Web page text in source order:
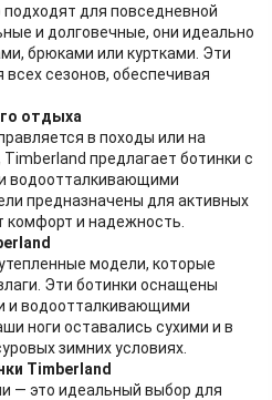
для повседневной
и долговечные, они идеально
брюками или куртками. Эти
сезонов, обеспечивая
отдыха
в походы или на
предлагает ботинки с
водоотталкивающими
предназначены для активных
и надежность.
модели, которые
Эти ботинки оснащены
и водоотталкивающими
ноги оставались сухими и в
зимних условиях.
Timberland
— это идеальный выбор для